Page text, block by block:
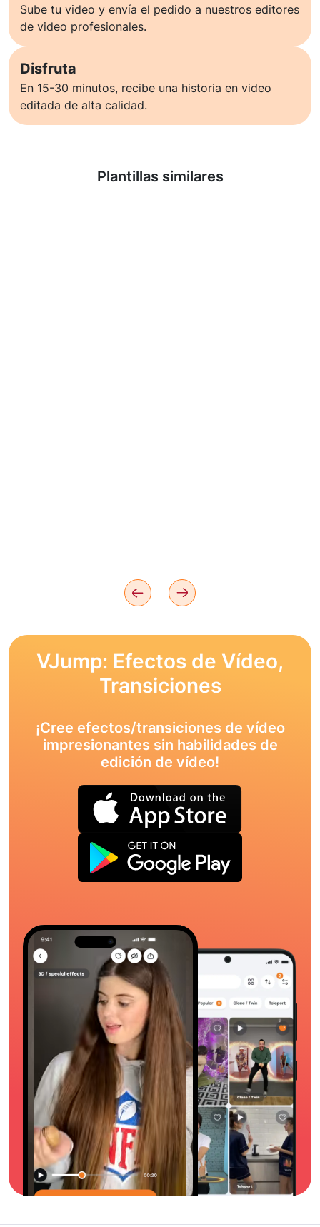
Sube tu video y envía el pedido a nuestros editores
de video profesionales.
Disfruta
En 15-30 minutos, recibe una historia en video
editada de alta calidad.
Plantillas similares
Saber más
VJump: Efectos de Vídeo,
Transiciones
¡Cree efectos/transiciones de vídeo
impresionantes sin habilidades de
edición de vídeo!